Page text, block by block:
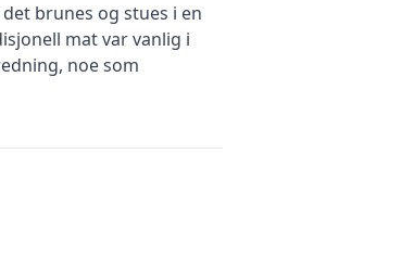
brunes og stues i en
mat var vanlig i
noe som